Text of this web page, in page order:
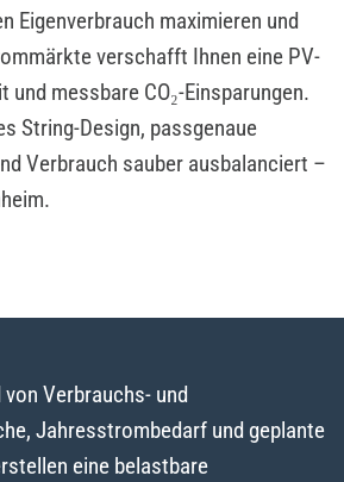
Eigenverbrauch maximieren und
verschafft Ihnen eine PV-
messbare CO₂-Einsparungen.
String-Design, passgenaue
Verbrauch sauber ausbalanciert –
Verbrauchs- und
Jahresstrombedarf und geplante
eine belastbare